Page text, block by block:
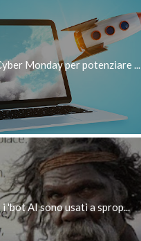
Monday per potenziare ...
i 'bot AI sono usati a sprop...